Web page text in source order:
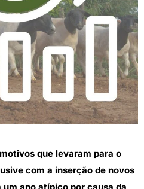
que levaram para o
com a inserção de novos